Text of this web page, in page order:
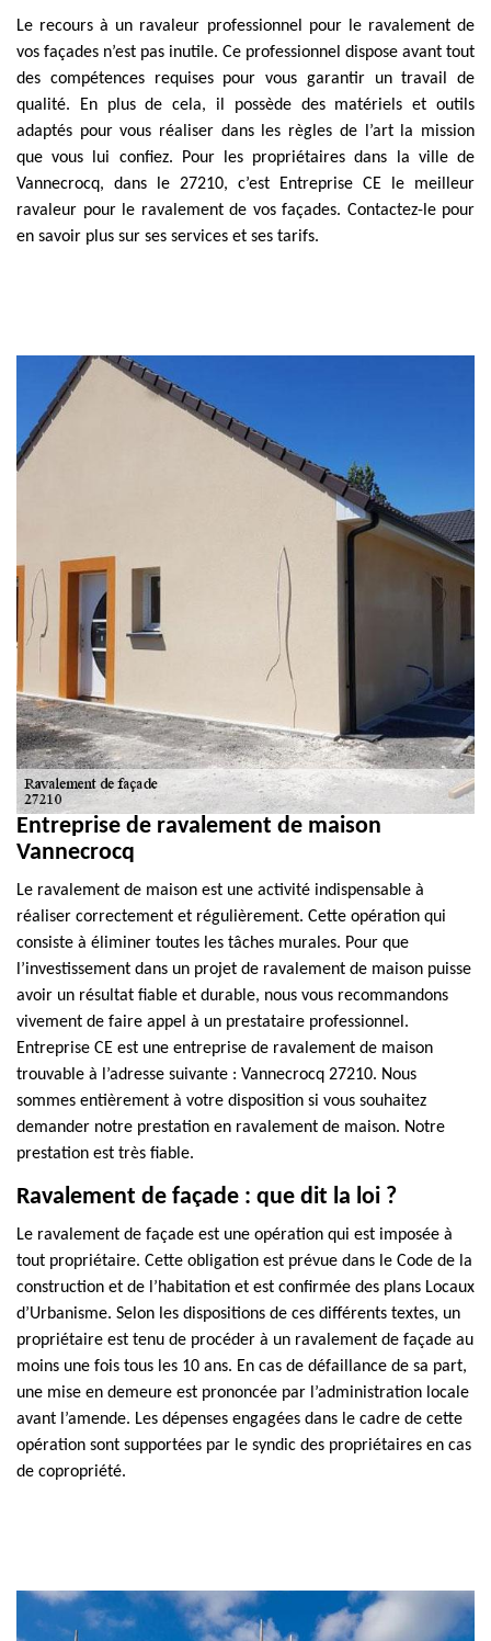
Le recours à un ravaleur professionnel pour le ravalement de
vos façades n’est pas inutile. Ce professionnel dispose avant tout
des compétences requises pour vous garantir un travail de
qualité. En plus de cela, il possède des matériels et outils
adaptés pour vous réaliser dans les règles de l’art la mission
que vous lui confiez. Pour les propriétaires dans la ville de
Vannecrocq, dans le 27210, c’est Entreprise CE le meilleur
ravaleur pour le ravalement de vos façades. Contactez-le pour
en savoir plus sur ses services et ses tarifs.
Entreprise de ravalement de maison
Vannecrocq
Le ravalement de maison est une activité indispensable à
réaliser correctement et régulièrement. Cette opération qui
consiste à éliminer toutes les tâches murales. Pour que
l’investissement dans un projet de ravalement de maison puisse
avoir un résultat fiable et durable, nous vous recommandons
vivement de faire appel à un prestataire professionnel.
Entreprise CE est une entreprise de ravalement de maison
trouvable à l’adresse suivante : Vannecrocq 27210. Nous
sommes entièrement à votre disposition si vous souhaitez
demander notre prestation en ravalement de maison. Notre
prestation est très fiable.
Ravalement de façade : que dit la loi ?
Le ravalement de façade est une opération qui est imposée à
tout propriétaire. Cette obligation est prévue dans le Code de la
construction et de l’habitation et est confirmée des plans Locaux
d’Urbanisme. Selon les dispositions de ces différents textes, un
propriétaire est tenu de procéder à un ravalement de façade au
moins une fois tous les 10 ans. En cas de défaillance de sa part,
une mise en demeure est prononcée par l’administration locale
avant l’amende. Les dépenses engagées dans le cadre de cette
opération sont supportées par le syndic des propriétaires en cas
de copropriété.